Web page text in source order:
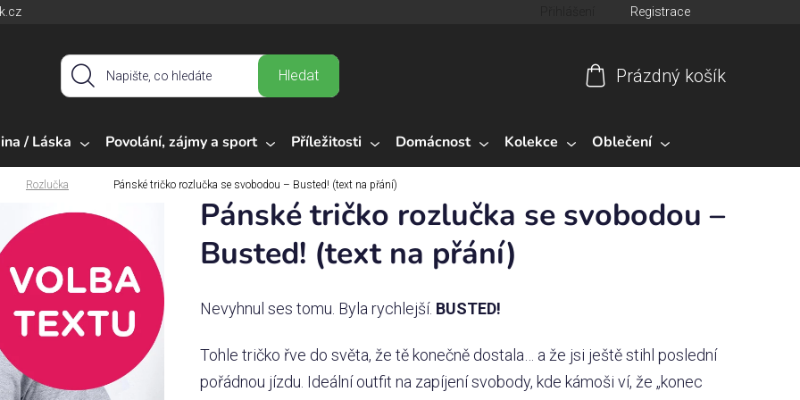
Registrace
Hledat
košík
Prázdný košík
/ Láska Povolání, zájmy a sport Příležitosti Domácnost Kolekce Oblečení
Rozlučka Pánské tričko rozlučka se svobodou – Busted! (text na přání)
Pánské tričko rozlučka se svobodou –
Busted! (text na přání)
Nevyhnul ses tomu. Byla rychlejší. BUSTED!
Tohle tričko řve do světa, že tě konečně dostala… a že jsi ještě stihl poslední
pořádnou jízdu. Ideální outfit na zapíjení svobody, kde kámoši ví, že „konec